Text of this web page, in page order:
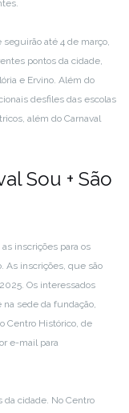
até 4 de março,
pontos da cidade,
e Ervino. Além do
desfiles das escolas
além do Carnaval
Sou + São
inscrições para os
As inscrições, que são
Os interessados
sede da fundação,
Centro Histórico, de
e-mail para
da cidade. No Centro